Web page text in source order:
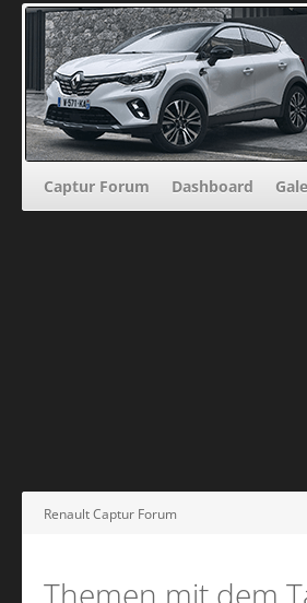
Captur Forum Dashboard
Renault Captur Forum
Themen mit dem